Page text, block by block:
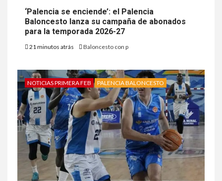
‘Palencia se enciende’: el Palencia
Baloncesto lanza su campaña de abonados
para la temporada 2026-27
21 minutos atrás Baloncesto con p
NOTICIAS PRIMERA FEB PALENCIA BALONCESTO